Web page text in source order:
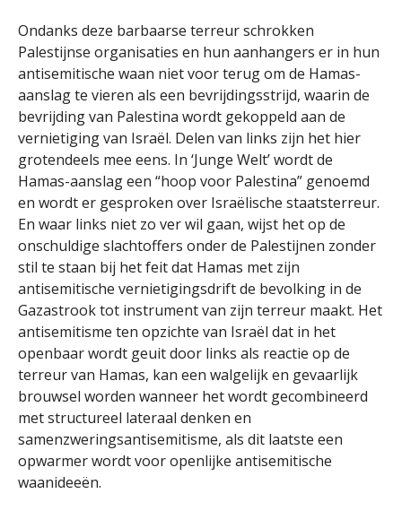
Ondanks deze barbaarse terreur schrokken
Palestijnse organisaties en hun aanhangers er in hun
antisemitische waan niet voor terug om de Hamas-
aanslag te vieren als een bevrijdingsstrijd, waarin de
bevrijding van Palestina wordt gekoppeld aan de
vernietiging van Israël. Delen van links zijn het hier
grotendeels mee eens. In ‘Junge Welt’ wordt de
Hamas-aanslag een “hoop voor Palestina” genoemd
en wordt er gesproken over Israëlische staatsterreur.
En waar links niet zo ver wil gaan, wijst het op de
onschuldige slachtoffers onder de Palestijnen zonder
stil te staan bij het feit dat Hamas met zijn
antisemitische vernietigingsdrift de bevolking in de
Gazastrook tot instrument van zijn terreur maakt. Het
antisemitisme ten opzichte van Israël dat in het
openbaar wordt geuit door links als reactie op de
terreur van Hamas, kan een walgelijk en gevaarlijk
brouwsel worden wanneer het wordt gecombineerd
met structureel lateraal denken en
samenzweringsantisemitisme, als dit laatste een
opwarmer wordt voor openlijke antisemitische
waanideeën.